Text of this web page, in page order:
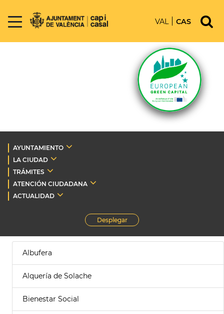
VAL CAS
AYUNTAMIENTO
LA CIUDAD
TRÁMITES
ATENCIÓN CIUDADANA
ACTUALIDAD
Desplegar
Albufera
Alquería de Solache
Bienestar Social